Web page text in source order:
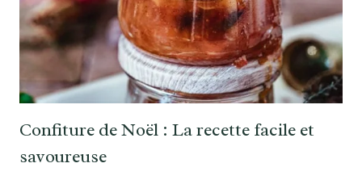
Confiture de Noël : La recette facile et
savoureuse